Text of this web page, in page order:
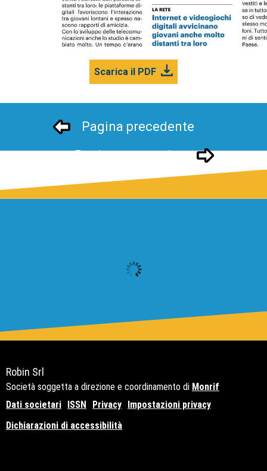
Scarica il PDF
Pagina precedente
Pagina successivo
Robin Srl
Società soggetta a direzione e coordinamento di Monrif
Dati societari
ISSN Privacy
Impostazioni privacy
Dichiarazioni di accessibilità